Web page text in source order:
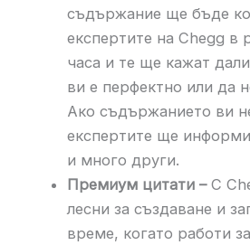
съдържание ще бъде
експертите на Chegg в
часа и те ще кажат
ви е перфектно или да
Ако съдържанието ви
експертите ще
и много други.
Премиум цитати –С
лесни за създаване и
време, когато работи